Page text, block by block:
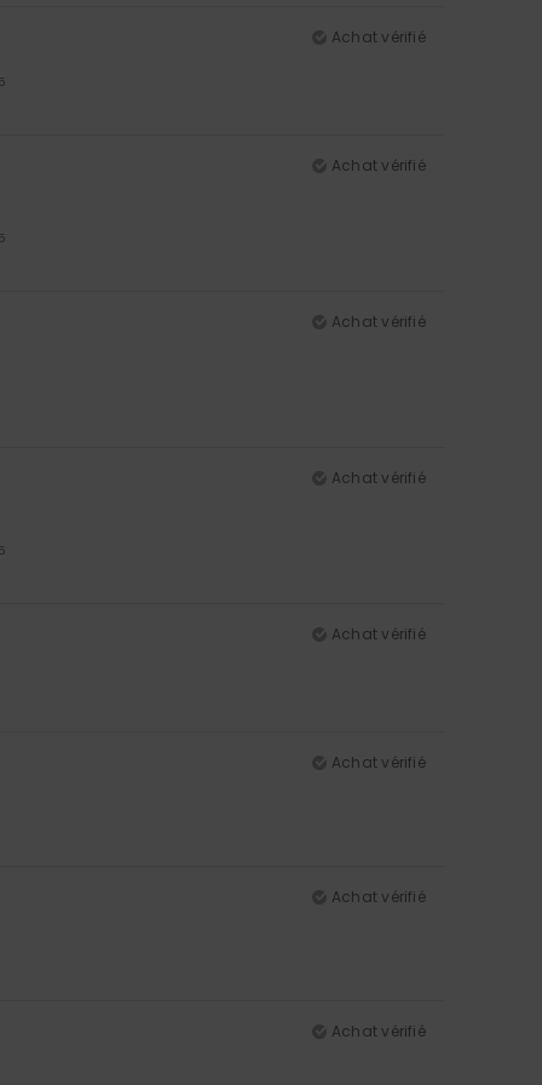
Achat vérifié
Achat vérifié
Achat vérifié
Achat vérifié
Achat vérifié
Achat vérifié
Achat vérifié
Achat vérifié